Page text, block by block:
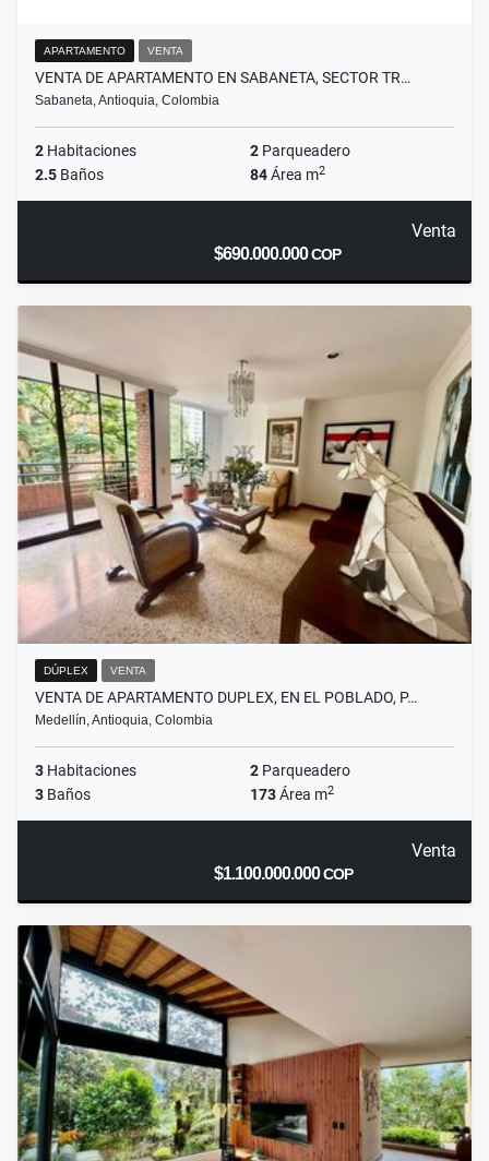
APARTAMENTO VENTA
VENTA DE APARTAMENTO EN SABANETA, SECTOR TR…
Sabaneta, Antioquia, Colombia
2 Habitaciones 2 Parqueadero
2.5 Baños 84Área m2
Venta
$690.000.000COP
DÚPLEX VENTA
VENTA DE APARTAMENTO DUPLEX, EN EL POBLADO, P…
Medellín, Antioquia, Colombia
3 Habitaciones 2 Parqueadero
3 Baños 173Área m2
Venta
$1.100.000.000COP